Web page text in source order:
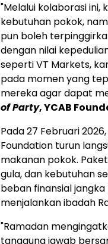
"Melalui kolaborasi
kebutuhan pokok,
pun boleh
dengan nilai
seperti VT Markets,
pada momen yang
mereka agar dapat
of Party, YCAB
Pada 27 Februari
Foundation turun
makanan pokok.
gula, dan kebutuhan
beban finansial
menjalankan ibadah
"Ramadan
tanggung jawab